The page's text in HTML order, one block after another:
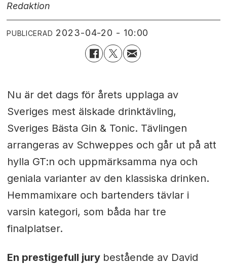
Redaktion
PUBLICERAD 2023-04-20 - 10:00
Nu är det dags för årets upplaga av
Sveriges mest älskade drinktävling,
Sveriges Bästa Gin & Tonic. Tävlingen
arrangeras av Schweppes och går ut på att
hylla GT:n och uppmärksamma nya och
geniala varianter av den klassiska drinken.
Hemmamixare och bartenders tävlar i
varsin kategori, som båda har tre
finalplatser.
En prestigefull jury bestående av David